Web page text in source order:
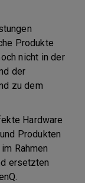
Produkte
nicht in der
der
zu dem
Hardware
Produkten
Rahmen
ersetzten